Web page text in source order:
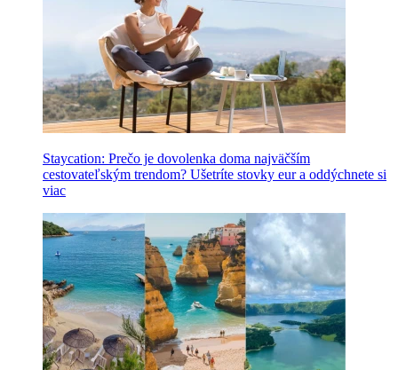
Staycation: Prečo je dovolenka doma najväčším
cestovateľským trendom? Ušetríte stovky eur a oddýchnete si
viac